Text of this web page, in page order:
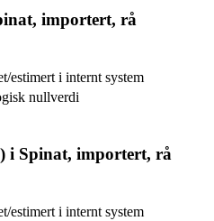
importert, rå
estimert i internt system
nullverdi
i Spinat, importert, rå
estimert i internt system